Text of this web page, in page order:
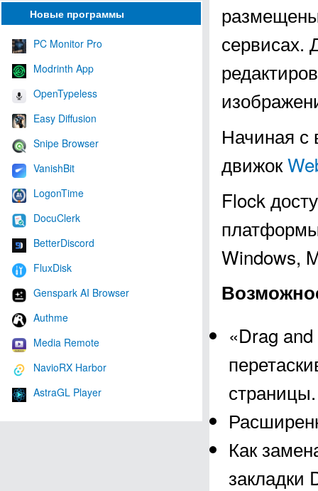
Новые программы
PC Monitor Pro
Modrinth App
OpenTypeless
Easy Diffusion
Snipe Browser
VanishBit
LogonTime
DocuClerk
BetterDiscord
FluxDisk
Genspark AI Browser
Authme
Media Remote
NavioRX Harbor
AstraGL Player
сервисах.
Начиная с
движок
Flock
Windows,
«Drag
страницы.
Как
закладки